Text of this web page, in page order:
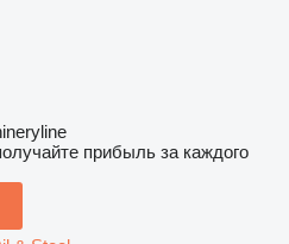
прибыль за каждого